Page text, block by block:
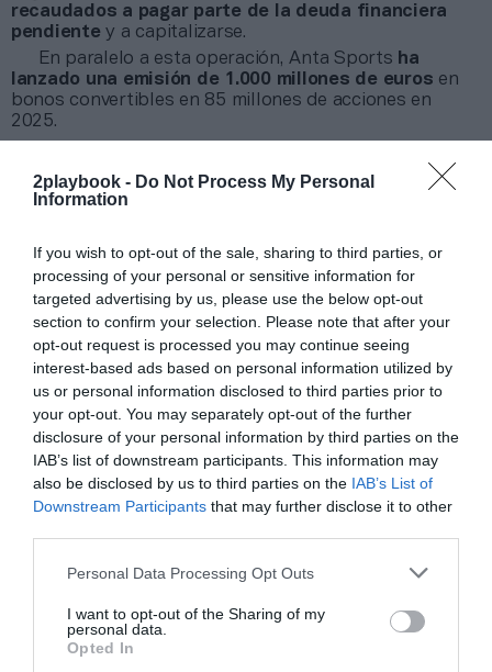
2playbook - Do Not Process My Personal
Information
If you wish to opt-out of the sale, sharing to third parties, or
processing of your personal or sensitive information for
targeted advertising by us, please use the below opt-out
section to confirm your selection. Please note that after your
opt-out request is processed you may continue seeing
interest-based ads based on personal information utilized by
us or personal information disclosed to third parties prior to
your opt-out. You may separately opt-out of the further
disclosure of your personal information by third parties on the
IAB’s list of downstream participants. This information may
also be disclosed by us to third parties on the IAB’s List of
Downstream Participants that may further disclose it to other
Personal Data Processing Opt Outs
I want to opt-out of the Sharing of my
personal data.
Opted In
Índex2P
Anta Sports
recaudados a pagar parte de la deuda financiera
pendiente y a capitalizarse.
En paralelo a esta operación, Anta Sports ha
lanzado una emisión de 1.000 millones de euros en
bonos convertibles en 85 millones de acciones en
2025.
Añadir 2Playbookcomo fuente preferida de Google
de forma gratuita
Compartir
Imprimir
Publicidad
2Playbook Club